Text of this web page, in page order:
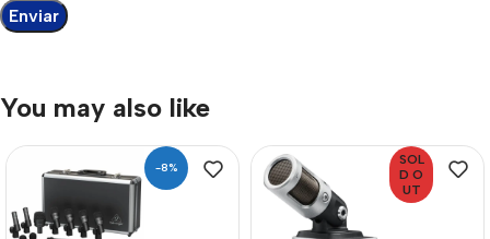
You may also like
-8%
SOL
D O
UT